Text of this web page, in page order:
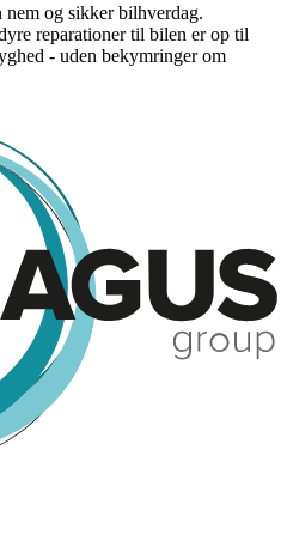
nem og sikker bilhverdag.
reparationer til bilen er op til
- uden bekymringer om